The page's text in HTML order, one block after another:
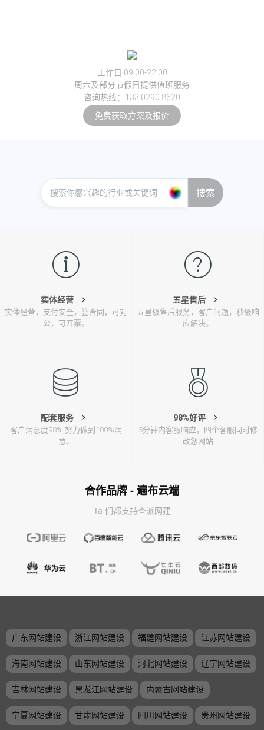
工作日 09:00-22:00
周六及部分节假日提供值班服务
咨询热线：133 0290 8620
免费获取方案及报价
搜索
实体经营
实体经营，支付安全，签合同，可对
公，可开票。
五星售后
五星级售后服务，客户问题，秒级响
应解决。
配套服务
客户满意度98%,努力做到100%满
意。
98%好评
5分钟内客服响应，四个客服同时修
改您网站
合作品牌 - 遍布云端
Ta 们都支持查派网建
广东网站建设 浙江网站建设 福建网站建设 江苏网站建设
海南网站建设 山东网站建设 河北网站建设 辽宁网站建设
吉林网站建设 黑龙江网站建设 内蒙古网站建设
宁夏网站建设 甘肃网站建设 四川网站建设 贵州网站建设